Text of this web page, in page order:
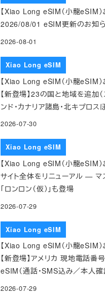
【Xiao Long eSIM（小龍eSIM）
2026/08/01 eSIM更新のお知
2026-08-01
Xiao Long eSIM
【Xiao Long eSIM（小龍eSIM）
【新登場】23の国と地域を追加（
ンド・カナリア諸島・北キプロス
2026-07-30
Xiao Long eSIM
【Xiao Long eSIM（小龍eSIM）
サイト全体をリニューアル — マ
「ロンロン（仮）」も登場
2026-07-29
Xiao Long eSIM
【Xiao Long eSIM（小龍eSIM）
【新登場】アメリカ 現地電話番
eSIM（通話・SMS込み／本人確
2026-07-29